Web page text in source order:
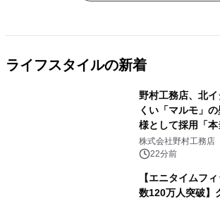
ライフスタイルの新着
野村工務店、北
くい「マルモ」
様として採用「
こだわる」
株式会社野村工務店
22分前
【エニタイムフ
数120万人突破】